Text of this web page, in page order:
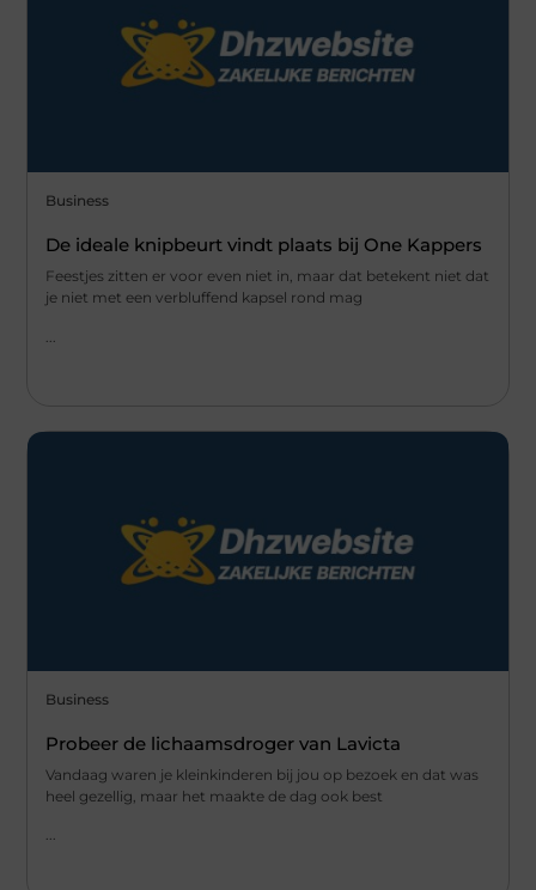
Business
De ideale knipbeurt vindt plaats bij One Kappers
Feestjes zitten er voor even niet in, maar dat betekent niet dat
je niet met een verbluffend kapsel rond mag
Business
Probeer de lichaamsdroger van Lavicta
Vandaag waren je kleinkinderen bij jou op bezoek en dat was
heel gezellig, maar het maakte de dag ook best
...